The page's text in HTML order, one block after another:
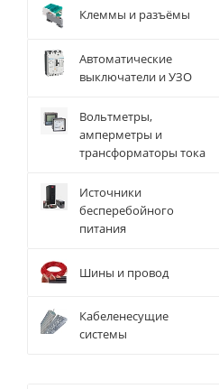
Клеммы и разъёмы
Автоматические
выключатели и УЗО
Вольтметры,
амперметры и
трансформаторы тока
Источники
бесперебойного
питания
Шины и провод
Кабеленесущие
системы